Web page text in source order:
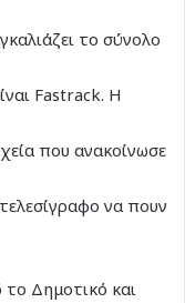
το σύνολο
Fastrack. Η
που ανακοίνωσε
να πουν
Δημοτικό και